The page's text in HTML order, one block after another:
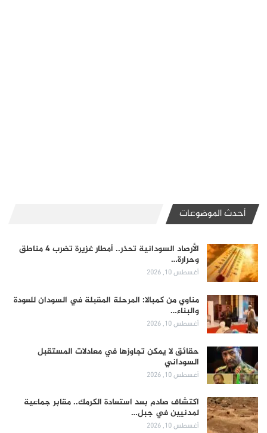
أحدث الموضوعات
الأرصاد السودانية تحذر.. أمطار غزيرة تضرب 4 مناطق
وحرارة…
أغسطس 10, 2026
مناوي من كمبالا: المرحلة المقبلة في السودان للعودة
والبناء…
أغسطس 10, 2026
حقائق لا يمكن تجاوزها في معادلات المستقبل
السوداني
أغسطس 10, 2026
اكتشاف صادم بعد استعادة الكرمك.. مقابر جماعية
لمدنيين في جبل…
أغسطس 10, 2026